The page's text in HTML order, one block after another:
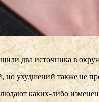
два источника в
ухудшений также не
каких-либо